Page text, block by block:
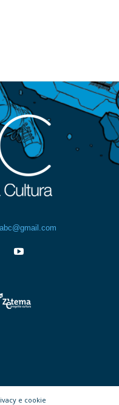
e cookie